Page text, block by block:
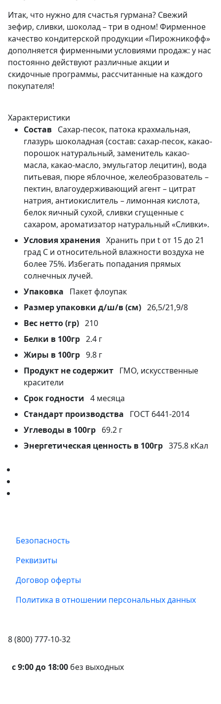
Итак, что нужно для счастья гурмана? Свежий
зефир, сливки, шоколад – три в одном! Фирменное
качество кондитерской продукции «Пирожникофф»
дополняется фирменными условиями продаж: у нас
постоянно действуют различные акции и
скидочные программы, рассчитанные на каждого
покупателя!
Характеристики
Состав Сахар-песок, патока крахмальная,
глазурь шоколадная (состав: сахар-песок, какао-
порошок натуральный, заменитель какао-
масла, какао-масло, эмульгатор лецитин), вода
питьевая, пюре яблочное, желеобразователь –
пектин, влагоудерживающий агент – цитрат
натрия, антиокислитель – лимонная кислота,
белок яичный сухой, сливки сгущенные с
сахаром, ароматизатор натуральный «Сливки».
Условия хранения Хранить при t от 15 до 21
град С и относительной влажности воздуха не
более 75%. Избегать попадания прямых
солнечных лучей.
Упаковка
Пакет флоупак
Размер упаковки д/ш/в (см) 26,5/21,9/8
Вес нетто (гр) 210
Белки в 100гр 2.4 г
Жиры в 100гр 9.8 г
Продукт не содержит ГМО, искусственные
красители
Срок годности 4 месяца
Стандарт производства
ГОСТ 6441-2014
Углеводы в 100гр 69.2 г
Энергетическая ценность в 100гр 375.8 кКал
Безопасность
Реквизиты
Договор оферты
Политика в отношении персональных данных
8 (800) 777-10-32
с 9:00 до 18:00 без выходных